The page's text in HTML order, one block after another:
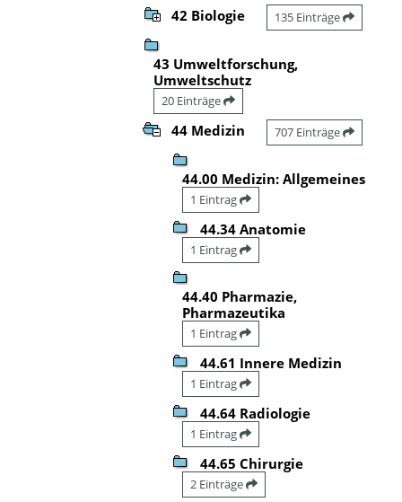
42 Biologie 135 Einträge
43 Umweltforschung,
Umweltschutz
20 Einträge
44 Medizin 707 Einträge
44.00 Medizin: Allgemeines
1 Eintrag
44.34 Anatomie
1 Eintrag
44.40 Pharmazie,
Pharmazeutika
1 Eintrag
44.61 Innere Medizin
1 Eintrag
44.64 Radiologie
1 Eintrag
44.65 Chirurgie
2 Einträge